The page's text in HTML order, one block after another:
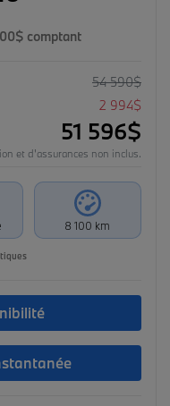
comptant
54 590$
2 994$
51 596$
et d'assurances non inclus.
8 100 km